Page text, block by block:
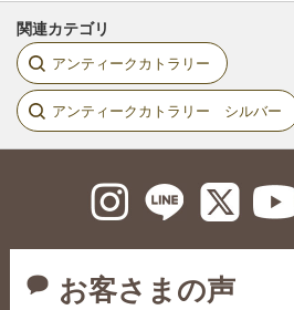
関連カテゴリ
アンティークカトラリー
アンティークカトラリー シルバー
お客さまの声